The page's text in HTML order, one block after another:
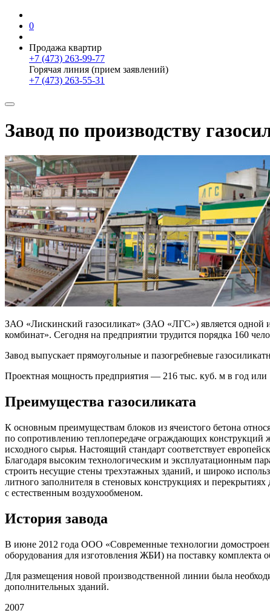
0
Продажа квартир
+7 (473) 263-99-77
Горячая линия (прием заявлений)
+7 (473) 263-55-31
Завод по производству
ЗАО «Лискинский газосиликат» (ЗАО «ЛГС») является
комбинат». Сегодня на предприятии трудится порядка 160
Завод выпускает прямоугольные и пазогребневые
Проектная мощность предприятия — 216 тыс. куб. м в год или
Преимущества газосиликата
К основным преимуществам блоков из ячеистого бетона
по сопротивлению теплопередаче ограждающих конструкций
исходного сырья. Настоящий стандарт соответствует
Благодаря высоким технологическим и эксплуатационным
строить несущие стены трехэтажных зданий, и широко
литного заполнителя в стеновых конструкциях и
с естественным воздухообменом.
История завода
В июне 2012 года ООО «Современные технологии
оборудования для изготовления ЖБИ) на поставку комплекта
Для размещения новой производственной линии была
дополнительных зданий.
2007